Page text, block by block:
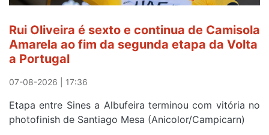
Rui Oliveira é sexto e continua de Camisola
Amarela ao fim da segunda etapa da Volta
a Portugal
07-08-2026 | 17:36
Etapa entre Sines a Albufeira terminou com vitória no
photofinish de Santiago Mesa (Anicolor/Campicarn)